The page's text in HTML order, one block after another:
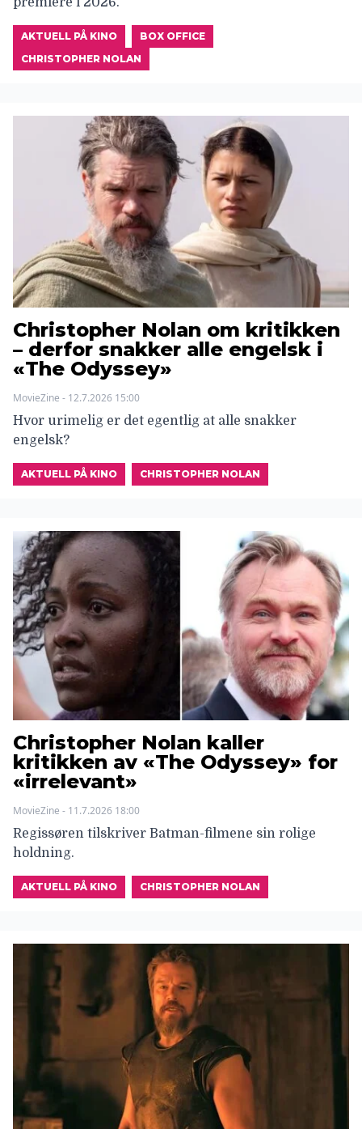
AKTUELL PÅ KINO
BOX OFFICE
CHRISTOPHER NOLAN
Christopher Nolan om kritikken
– derfor snakker alle engelsk i
«The Odyssey»
MovieZine - 12.7.2026 15:00
Hvor urimelig er det egentlig at alle snakker
engelsk?
AKTUELL PÅ KINO CHRISTOPHER NOLAN
Christopher Nolan kaller
kritikken av «The Odyssey» for
«irrelevant»
MovieZine - 11.7.2026 18:00
Regissøren tilskriver Batman-filmene sin rolige
holdning.
AKTUELL PÅ KINO CHRISTOPHER NOLAN